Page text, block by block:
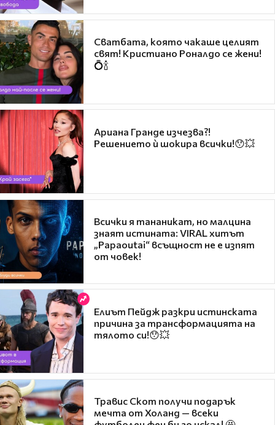
Сватбата, която чакаше целият
свят! Кристиано Роналдо се жени!
💍🍾
Ариана Гранде изчезва?!
Решението ѝ шокира всички!😯💥
Всички я тананикат, но малцина
знаят истината: VIRAL хитът
„Papaoutai“ всъщност не е изпят
от човек!
Елиът Пейдж разкри истинската
причина за трансформацията на
тялото си!😯💥
Травис Скот получи подарък
мечта от Холанд — всеки